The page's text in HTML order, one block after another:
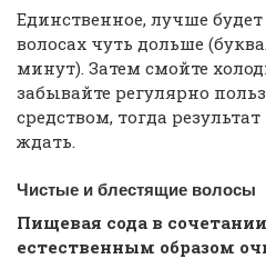
Единственное, лучше будет
волосах чуть дольше
минут). Затем смойте
забывайте регулярно
средством, тогда
ждать.
Чистые и блестящие волосы
Пищевая сода в
естественным образом